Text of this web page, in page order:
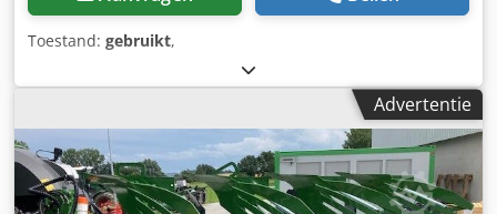
Toestand: gebruikt,
Advertentie